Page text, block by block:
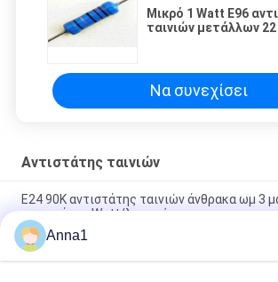
Μικρό 1 Watt E96
ταινιών μετάλλων
Να συνεχίσει
Αντιστάτης ταινιών
E24 90K αντιστάτης ταινιών άνθρακα ωμ 3
αντιστάτης Watt/λαμπτήρων
Μίνι 2.2K ωμ 1/2W αντιστάτης ταινιών
δέσει με ταινία τη συσκευασία
Anna1